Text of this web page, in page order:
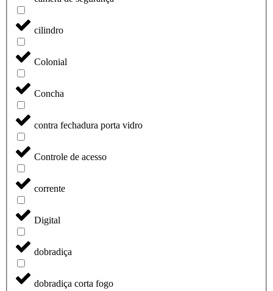
cilindro
Colonial
Concha
contra fechadura porta vidro
Controle de acesso
corrente
Digital
dobradiça
dobradiça corta fogo